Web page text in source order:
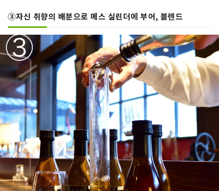
③자신 취향의 배분으로 메스 실린더에 부어, 블렌드